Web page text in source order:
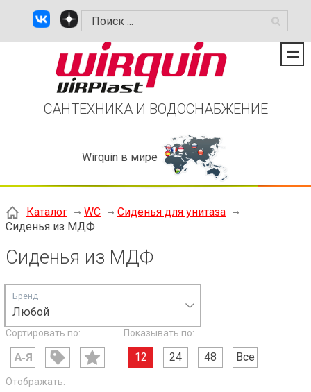
САНТЕХНИКА И ВОДОСНАБЖЕНИЕ
Wirquin в мире
Каталог WC
Сиденья для унитаза
Сиденья из МДФ
Сиденья из МДФ
Любой
Бренд
Сортировать по: Показывать по:
12 24 48 Все
Отображать: